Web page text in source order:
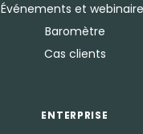
Événements et
Baromètre
Cas clients
ENTERPRISE